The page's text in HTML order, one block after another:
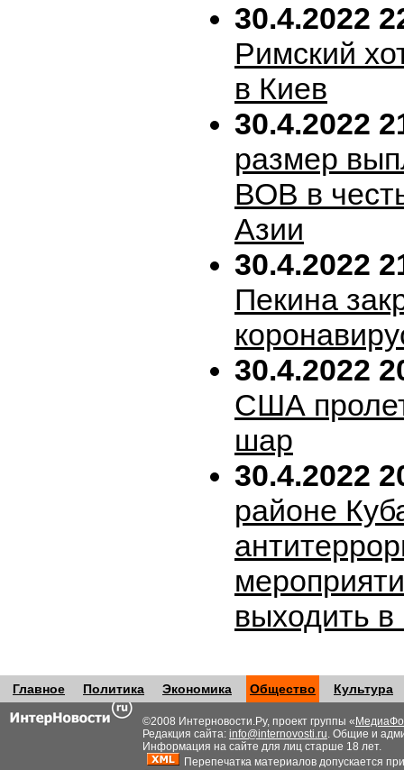
30.4.2022
Римский
в Киев
30.4.2022
размер
ВОВ в
Азии
30.4.2022
Пекина
30.4.2022
США
шар
30.4.2022
районе
выходить
Главное Политика Экономика Общество Культура
©2008 Интерновости.Ру, проект группы «
Редакция сайта: info@internovosti.ru. Общие и
Информация на сайте для лиц старше 18 лет.
Перепечатка материалов допускается